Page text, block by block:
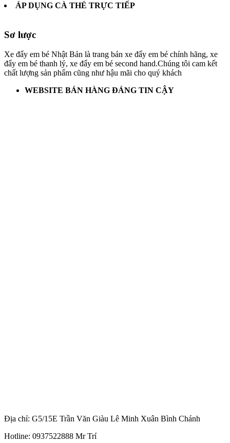
ÁP DỤNG CÀ THẺ TRỰC TIẾP
Sơ lược
Xe đẩy em bé Nhật Bản là trang bán xe đẩy em bé chính hãng, xe
đẩy em bé thanh lý, xe đẩy em bé second hand.Chúng tôi cam kết
chất lượng sản phẩm cũng như hậu mãi cho quý khách
WEBSITE BÁN HÀNG ĐÁNG TIN CẬY
Địa chỉ: G5/15E Trần Văn Giàu Lê Minh Xuân Bình Chánh
Hotline: 0937522888 Mr Trí